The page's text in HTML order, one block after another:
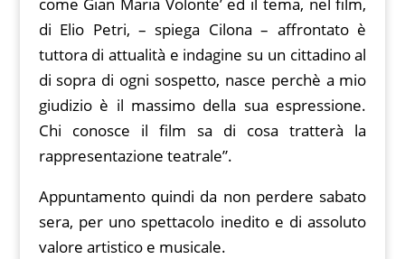
come Gian Maria Volonte’ ed il tema, nel film,
di Elio Petri, – spiega Cilona – affrontato è
tuttora di attualità e indagine su un cittadino al
di sopra di ogni sospetto, nasce perchè a mio
giudizio è il massimo della sua espressione.
Chi conosce il film sa di cosa tratterà la
rappresentazione teatrale”.
Appuntamento quindi da non perdere sabato
sera, per uno spettacolo inedito e di assoluto
valore artistico e musicale.